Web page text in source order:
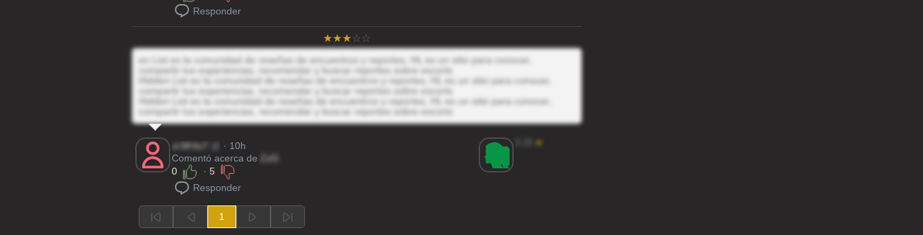
Responder
en List es la comunidad de reseñas de encuentros y reportes, HL es un sitio para conocer,
compartir tus experiencias, recomendar y buscar reportes sobre escorts
Hidden List es la comunidad de reseñas de encuentros y reportes, HL es un sitio para conocer,
compartir tus experiencias, recomendar y buscar reportes sobre escorts
Hidden List es la comunidad de reseñas de encuentros y reportes, HL es un sitio para conocer,
compartir tus experiencias, recomendar y buscar reportes sobre escorts
zr3KVu7
· 10h
Comentó acerca de
ZzG
0
· 5
Responder
★
1